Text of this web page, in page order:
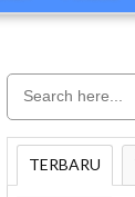
TERBARU